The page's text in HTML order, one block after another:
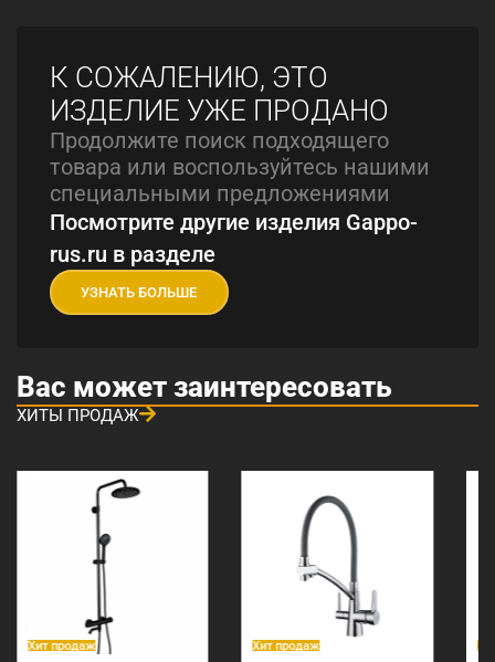
К СОЖАЛЕНИЮ, ЭТО
ИЗДЕЛИЕ УЖЕ ПРОДАНО
Продолжите поиск подходящего
товара или воспользуйтесь нашими
специальными предложениями
Посмотрите другие изделия Gappo-
rus.ru в разделе
УЗНАТЬ БОЛЬШЕ
Вас может заинтересовать
ХИТЫ ПРОДАЖ
Хит продаж Хит продаж